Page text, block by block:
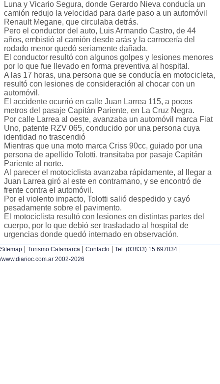
Luna y Vicario Segura, donde Gerardo Nieva conducía un
camión redujo la velocidad para darle paso a un automóvil
Renault Megane, que circulaba detrás.
Pero el conductor del auto, Luis Armando Castro, de 44
años, embistió al camión desde arás y la carrocería del
rodado menor quedó seriamente dañada.
El conductor resultó con algunos golpes y lesiones menores
por lo que fue llevado en forma preventiva al hospital.
A las 17 horas, una persona que se conducía en motocicleta,
resultó con lesiones de consideración al chocar con un
automóvil.
El accidente ocurrió en calle Juan Larrea 115, a pocos
metros del pasaje Capitán Pariente, en La Cruz Negra.
Por calle Larrea al oeste, avanzaba un automóvil marca Fiat
Uno, patente RZV 065, conducido por una persona cuya
identidad no trascendió
Mientras que una moto marca Criss 90cc, guiado por una
persona de apellido Tolotti, transitaba por pasaje Capitán
Pariente al norte.
Al parecer el motociclista avanzaba rápidamente, al llegar a
Juan Larrea giró al este en contramano, y se encontró de
frente contra el automóvil.
Por el violento impacto, Tolotti salió despedido y cayó
pesadamente sobre el pavimento.
El motociclista resultó con lesiones en distintas partes del
cuerpo, por lo que debió ser trasladado al hospital de
urgencias donde quedó internado en observación.
Sitemap | Turismo Catamarca | Contacto | Tel. (03833) 15 697034 |
/www.diarioc.com.ar 2002-2026